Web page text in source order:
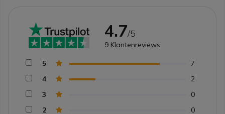
4.7/5
9 Klantenreviews
5
7
4
2
3
0
2
0